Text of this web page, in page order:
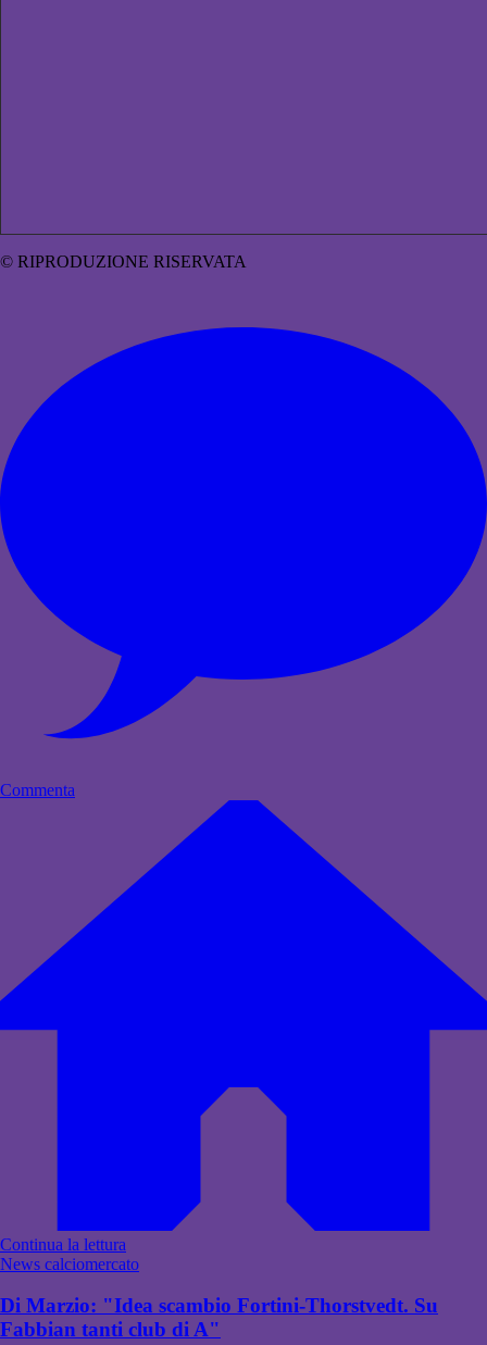
© RIPRODUZIONE RISERVATA
Commenta
Continua la lettura
News calciomercato
Di Marzio: "Idea scambio Fortini-Thorstvedt. Su
Fabbian tanti club di A"